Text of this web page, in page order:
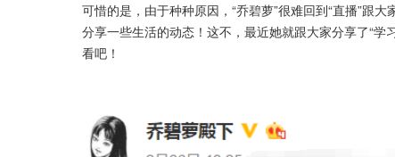
可惜的是，由于种种原因，“乔碧萝”很难回到“直播”跟
分享一些生活的动态！这不，最近她就跟大家分享了“
看吧！